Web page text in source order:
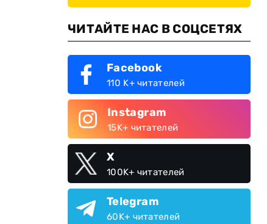
ЧИТАЙТЕ НАС В СОЦСЕТЯХ
Facebook
110 K+ читателей
Instagram
15K+ читателей
X
100K+ читателей
Telegram
60K+ читателей